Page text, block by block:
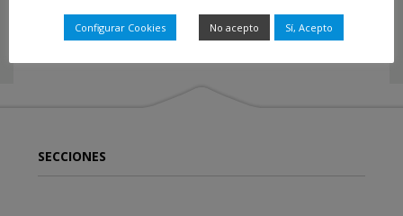
SECCIONES
Configurar Cookies No acepto Sí, Acepto